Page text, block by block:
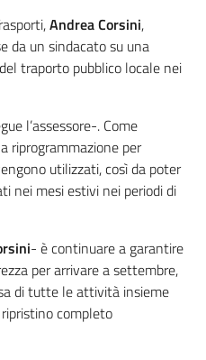
Andrea Corsini,
da un sindacato su una
traporto pubblico locale nei
l’assessore-. Come
riprogrammazione per
utilizzati, così da poter
nei mesi estivi nei periodi di
- è continuare a garantire
per arrivare a settembre,
di tutte le attività insieme
completo